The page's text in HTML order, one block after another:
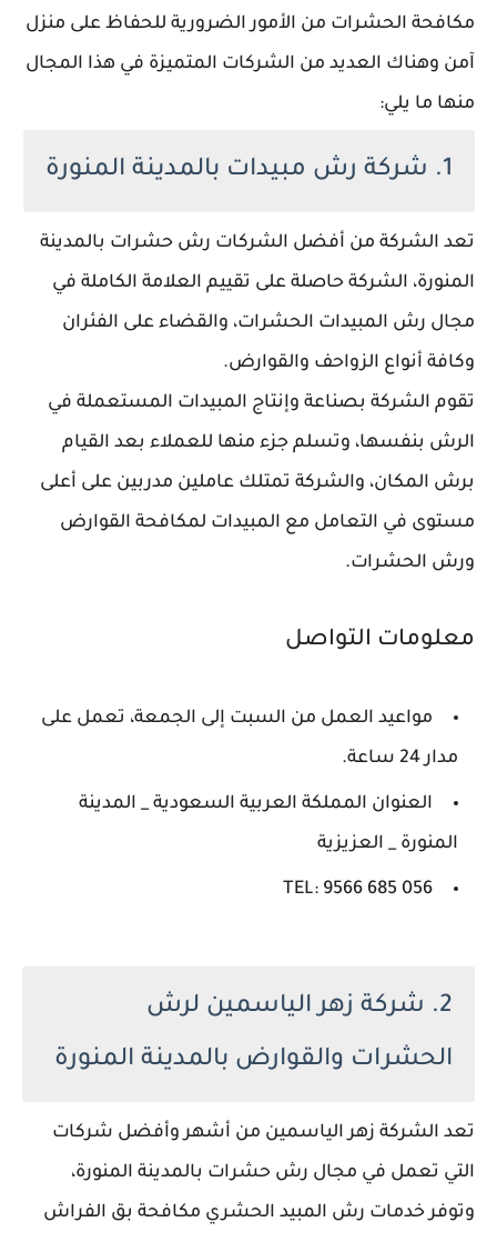
مكافحة الحشرات من الأمور الضرورية للحفاظ على منزل
آمن وهناك العديد من الشركات المتميزة في هذا المجال
منها ما يلي:
1. شركة رش مبيدات بالمدينة المنورة
تعد الشركة من أفضل الشركات رش حشرات بالمدينة
المنورة، الشركة حاصلة على تقييم العلامة الكاملة في
مجال رش المبيدات الحشرات، والقضاء على الفئران
وكافة أنواع الزواحف والقوارض.
تقوم الشركة بصناعة وإنتاج المبيدات المستعملة في
الرش بنفسها، وتسلم جزء منها للعملاء بعد القيام
برش المكان، والشركة تمتلك عاملين مدربين على أعلى
مستوى في التعامل مع المبيدات لمكافحة القوارض
ورش الحشرات.
معلومات التواصل
مواعيد العمل من السبت إلى الجمعة، تعمل على
مدار 24 ساعة.
العنوان المملكة العربية السعودية _ المدينة
المنورة _ العزيزية
TEL: 9566 685 056
2. شركة زهر الياسمين لرش
الحشرات والقوارض بالمدينة المنورة
تعد الشركة زهر الياسمين من أشهر وأفضل شركات
التي تعمل في مجال رش حشرات بالمدينة المنورة،
وتوفر خدمات رش المبيد الحشري مكافحة بق الفراش